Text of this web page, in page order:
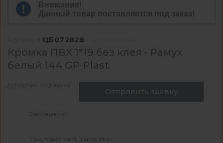
Внимание!
Данный товар поставляется под заказ!
ЦБ072828
Кромка ПВХ 1*19 без клея - Рамух
белый 144 GP-Plast
Доступен под заказ
Отправить заявку
Самовывоз
Visa, Mastercard, Карта Мир